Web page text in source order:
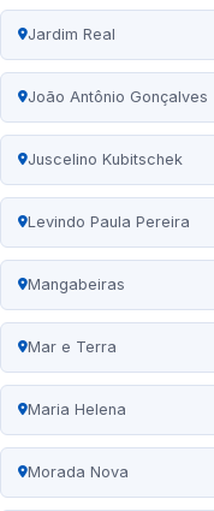
Jardim Real
João Antônio Gonçalves
Juscelino Kubitschek
Levindo Paula Pereira
Mangabeiras
Mar e Terra
Maria Helena
Morada Nova